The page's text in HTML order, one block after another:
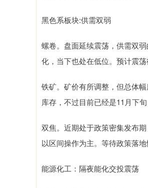
黑色系板块:供需双弱
螺卷。盘面延续震荡，供需双
化，当下也处在低位。预计震荡
铁矿。矿价有所调整，但总体
库存，不过目前已经是11月下
双焦。近期处于政策密集发布
以区间操作为主。等待政策落地
能源化工：隔夜能化交投震荡